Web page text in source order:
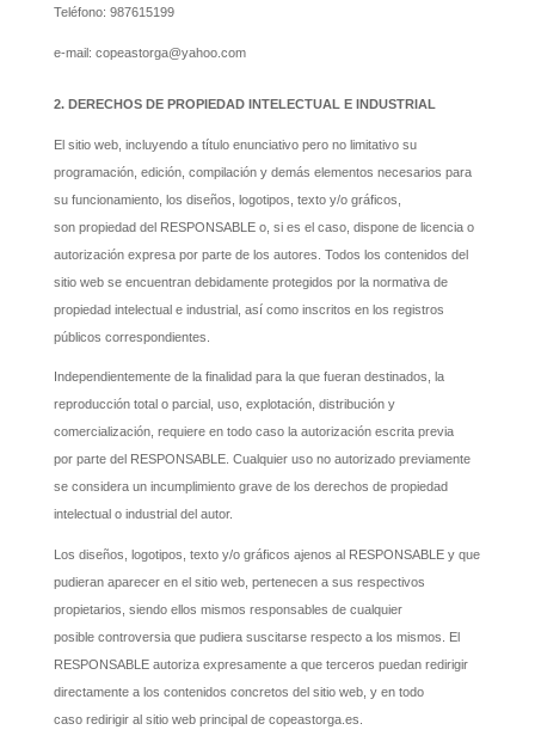
Teléfono: 987615199
e-mail: copeastorga@yahoo.com
2. DERECHOS DE PROPIEDAD INTELECTUAL E INDUSTRIAL
El sitio web, incluyendo a título enunciativo pero no limitativo su
programación, edición, compilación y demás elementos necesarios para
su funcionamiento, los diseños, logotipos, texto y/o gráficos,
son propiedad del RESPONSABLE o, si es el caso, dispone de licencia o
autorización expresa por parte de los autores. Todos los contenidos del
sitio web se encuentran debidamente protegidos por la normativa de
propiedad intelectual e industrial, así como inscritos en los registros
públicos correspondientes.
Independientemente de la finalidad para la que fueran destinados, la
reproducción total o parcial, uso, explotación, distribución y
comercialización, requiere en todo caso la autorización escrita previa
por parte del RESPONSABLE. Cualquier uso no autorizado previamente
se considera un incumplimiento grave de los derechos de propiedad
intelectual o industrial del autor.
Los diseños, logotipos, texto y/o gráficos ajenos al RESPONSABLE y que
pudieran aparecer en el sitio web, pertenecen a sus respectivos
propietarios, siendo ellos mismos responsables de cualquier
posible controversia que pudiera suscitarse respecto a los mismos. El
RESPONSABLE autoriza expresamente a que terceros puedan redirigir
directamente a los contenidos concretos del sitio web, y en todo
caso redirigir al sitio web principal de copeastorga.es.